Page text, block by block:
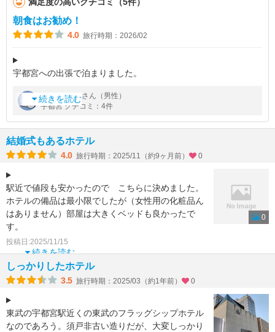
朝食はお勧め！
4.0 旅行時期：2026/02
宇都宮への出張で泊まりました。
ので夜遊び好きな方にはいいかも！
このホテルのお勧めポイントは「朝食が美味しい」こと。まあ…
正直これだけ
続きを読む
byねこぱぱ さん（男性）
宇都宮 クチコミ：4件
結婚式もあるホテル
4.0 旅行時期：2025/11（約9ヶ月前） 0
駅近で値段も安かったので こちらに決めました。
ホテルの備品は最小限でしたが（女性用の化粧品ん
はありません）部屋は大きくベッドも良かったで
す。
ホテル内のレストランはそれなりにお値段しました
が駅近続きを読む
投稿日:2025/11/15
0
しっかりしたホテル
3.5 旅行時期：2025/03（約1年前） 0
東武の宇都宮駅近くの東武のフラッグシップホテル
なのであろう。須戸非古い造りだが、大変しっかり